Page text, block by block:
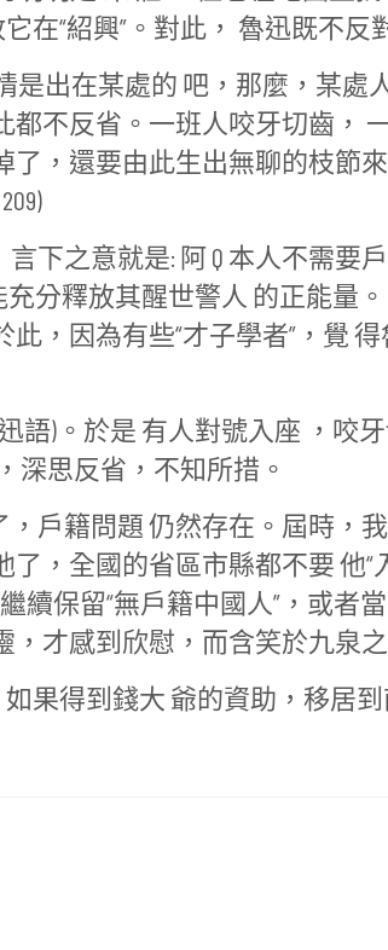
在“紹興”。對此， 魯迅既不反
是出在某處的 吧，那麼，某處
不反省。一班人咬牙切齒，
了，還要由此生出無聊的枝節
下之意就是: 阿 Q 本人不需要
分釋放其醒世警人 的正能量
，因為有些“才子學者”，覺 得
語)。於是 有人對號入座 ，咬
深思反省，不知所措。
，戶籍問題 仍然存在。屆時，
，全國的省區市縣都不要 他“
續保留“無戶籍中國人”，或者當
才感到欣慰，而含笑於九泉之
果得到錢大 爺的資助，移居